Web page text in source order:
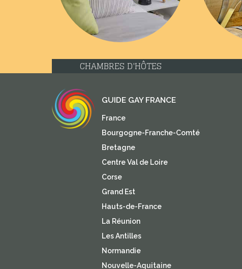
CHAMBRES D'HÔTES
GUIDE GAY FRANCE
France
Bourgogne-Franche-Comté
Bretagne
Centre Val de Loire
Corse
Grand Est
Hauts-de-France
La Réunion
Les Antilles
Normandie
Nouvelle-Aquitaine